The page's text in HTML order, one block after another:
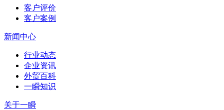
客户评价
客户案例
新闻中心
行业动态
企业资讯
外贸百科
一瞬知识
关于一瞬